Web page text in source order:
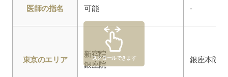
医師の指名 可能 -
東京のエリア
新宿院
銀座院
銀座本院
スクロールできます